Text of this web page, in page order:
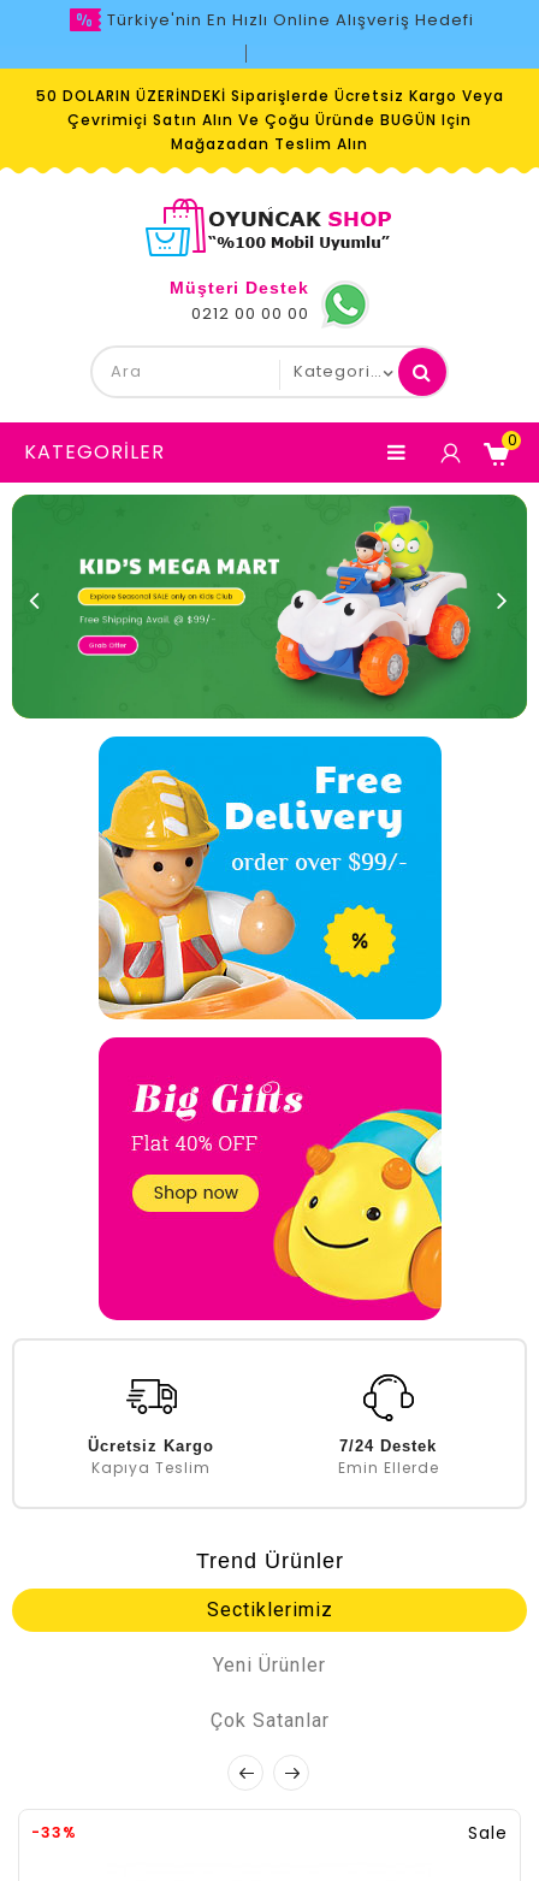
Türkiye'nin En Hızlı Online Alışveriş Hedefi
50 DOLARIN ÜZERİNDEKİ Siparişlerde Ücretsiz Kargo Veya
Çevrimiçi Satın Alın Ve Çoğu Üründe BUGÜN Için
Mağazadan Teslim Alın
Müşteri Destek
0212 00 00 00
KATEGORILER 0
Ücretsiz Kargo
Kapıya Teslim
7/24 Destek
Emin Ellerde
Trend Ürünler
Sectiklerimiz
Yeni Ürünler
Çok Satanlar
Sale
-33%